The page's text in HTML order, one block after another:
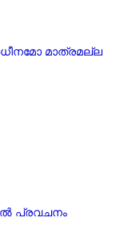
മാത്രമല്ല
പ്രവചനം